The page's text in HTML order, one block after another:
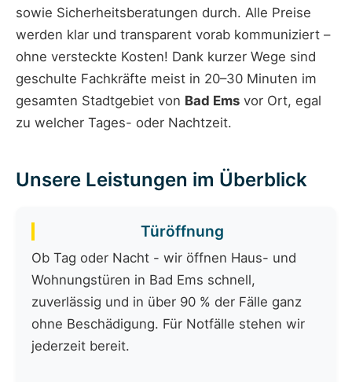
sowie Sicherheitsberatungen durch. Alle Preise
werden klar und transparent vorab kommuniziert –
ohne versteckte Kosten! Dank kurzer Wege sind
geschulte Fachkräfte meist in 20–30 Minuten im
gesamten Stadtgebiet von Bad Ems vor Ort, egal
zu welcher Tages- oder Nachtzeit.
Unsere Leistungen im Überblick
Türöffnung
Ob Tag oder Nacht - wir öffnen Haus- und
Wohnungstüren in Bad Ems schnell,
zuverlässig und in über 90 % der Fälle ganz
ohne Beschädigung. Für Notfälle stehen wir
jederzeit bereit.